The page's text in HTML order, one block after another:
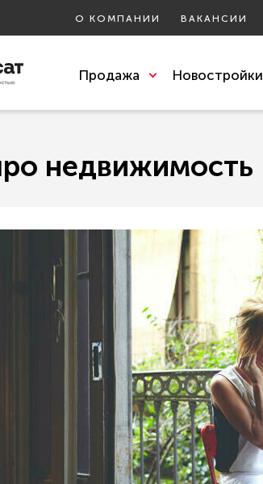
О КОМПАНИИ ВАКАНСИИ
Продажа Новостройки
недвижимость